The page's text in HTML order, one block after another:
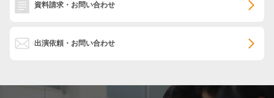
資料請求・お問い合わせ
出演依頼・お問い合わせ